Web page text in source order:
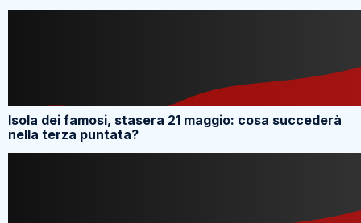
Isola dei famosi, stasera 21 maggio: cosa succederà
nella terza puntata?